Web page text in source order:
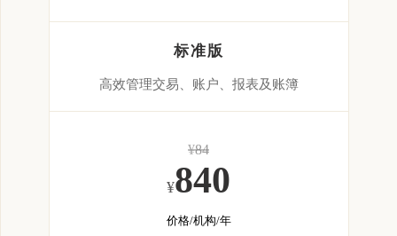
标准版
高效管理交易、账户、报表及账簿
¥84
¥840
价格/机构/年